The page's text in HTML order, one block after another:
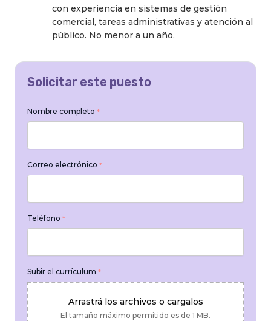
con experiencia en sistemas de gestión
comercial, tareas administrativas y atención al
público. No menor a un año.
Solicitar este puesto
Nombre completo *
Correo electrónico *
Teléfono *
Subir el currículum *
Arrastrá los archivos o cargalos
El tamaño máximo permitido es de 1 MB.